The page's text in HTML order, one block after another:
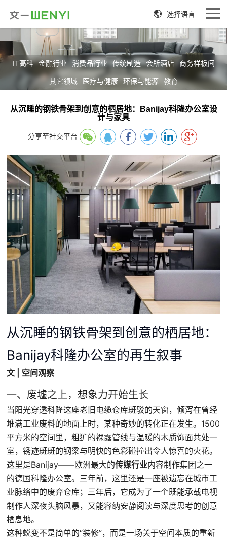
选择语言
IT高科 金融行业 消费品行业 传统制造 会所酒店 商务样板间
其它领域 医疗与健康 环保与能源 教育
从沉睡的钢铁骨架到创意的栖居地：Banijay科隆办公室设
计与家具
分享至社交平台
从沉睡的钢铁骨架到创意的栖居地：
Banijay科隆办公室的再生叙事
文 | 空间观察
一、废墟之上，想象力开始生长
当阳光穿透科隆这座老旧电缆仓库斑驳的天窗，倾泻在曾经
堆满工业废料的地面上时，某种奇妙的转化正在发生。1500
平方米的空间里，粗犷的裸露管线与温暖的木质饰面共处一
室，锈迹斑斑的钢梁与明快的色彩碰撞出令人惊喜的火花。
这里是Banijay——欧洲最大的传媒行业内容制作集团之一
的德国科隆办公室。三年前，这里还是一座被遗忘在城市工
业脉络中的废弃仓库；三年后，它成为了一个既能承载电视
制作人深夜头脑风暴，又能容纳安静阅读与深度思考的创意
栖息地。
这种蜕变不是简单的“装修”，而是一场关于空间本质的重新